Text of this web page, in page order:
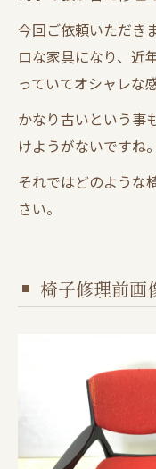
今回ご依頼いただき
ロな家具になり、近
っていてオシャレな
かなり古いという事
けようがないですね。
それではどのような
さい。
椅子修理前画